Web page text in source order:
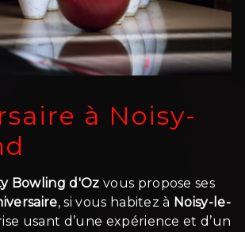
à Noisy-
Bowling d'Oz vous propose ses
, si vous habitez à Noisy-le-
usant d’une expérience et d’un